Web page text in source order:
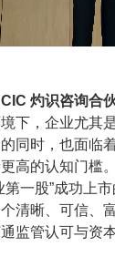
CIC 灼识咨询合
下，企业尤其
同时，也面临
高的认知门槛
第一股”成功上
清晰、可信、
监管认可与资